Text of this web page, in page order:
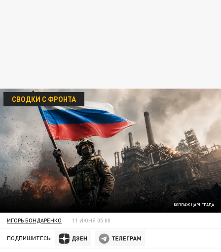
КОЛЛАЖ ЦАРЬГРАДА
СВОДКИ С ФРОНТА
ИГОРЬ БОНДАРЕНКО 11 ИЮНЯ 05:00
ПОДПИШИТЕСЬ: